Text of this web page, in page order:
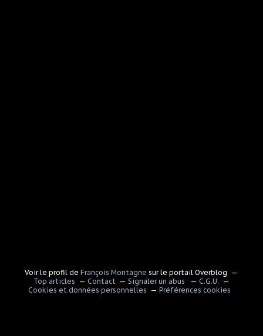
Voir le profil deFrançois Montagne sur le portail Overblog
Top articles
Contact Signaler un abus
C.G.U.
Cookies et données personnelles
Préférences cookies